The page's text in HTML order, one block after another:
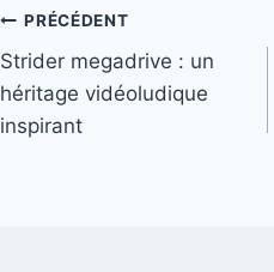
Navigation
de
l’article
PRÉCÉDENT
Strider megadrive : un
héritage vidéoludique
inspirant